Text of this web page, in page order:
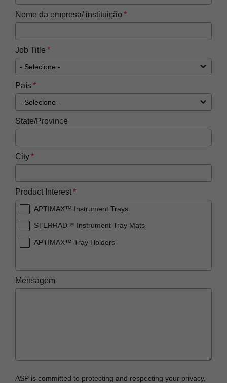
Nome da empresa/ instituição
Job Title
País
State/Province
City
Product Interest
APTIMAX™ Instrument Trays
STERRAD™ Instrument Tray Mats
APTIMAX™ Tray Holders
Mensagem
ASP is committed to protecting and respecting your privacy,